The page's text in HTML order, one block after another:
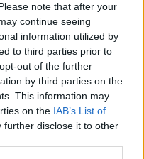
note that after your
continue seeing
information utilized by
to third parties prior to
out of the further
by third parties on the
This information may
on the IAB’s List of
further disclose it to other
ΤΣΙΤΣΙΠΑΣ